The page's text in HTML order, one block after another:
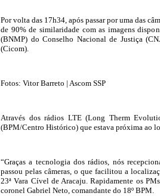
Por volta das 17h34, após passar por uma das
de 90% de similaridade com as imagens
(BNMP) do Conselho Nacional de Justiça
(Cicom).
Fotos: Vitor Barreto | Ascom SSP
Através dos rádios LTE (Long Therm
(BPM/Centro Histórico) que estava próxima ao
“Graças a tecnologia dos rádios, nós
passou pelas câmeras, o que facilitou a
23ª Vara Cível de Aracaju. Rapidamente os
coronel Gabriel Neto, comandante do 18º BPM.